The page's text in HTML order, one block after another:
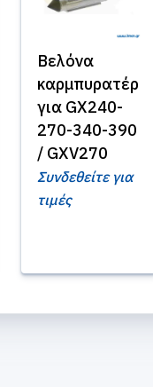
Βελόνα
καρμπυρατέρ
για GX240-
270-340-390
/ GXV270
Συνδεθείτε για
τιμές